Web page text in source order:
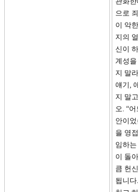
으로
이 악
지의
신이
계성
지 말
얘기,
지 말
오. “
안이
을 영
임하
이 돌
큼 헌
됩니